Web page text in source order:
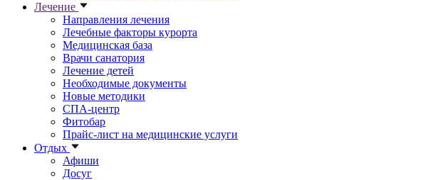
Лечение
Направления лечения
Лечебные факторы курорта
Медицинская база
Врачи санатория
Лечение детей
Необходимые документы
Новые методики
СПА-центр
Фитобар
Прайс-лист на медицинские услуги
Отдых
Афиши
Досуг